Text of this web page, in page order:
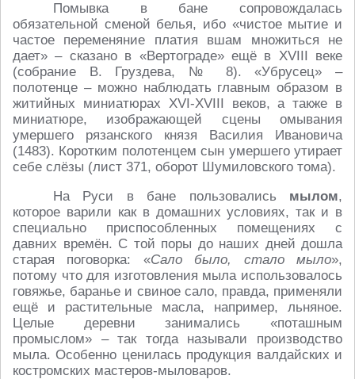
Помывка в бане сопровождалась
обязательной сменой белья, ибо «чистое мытие и
частое переменяние платия вшам множиться не
дает» – сказано в «Вертограде» ещё в XVIII веке
(собрание В. Груздева, № 8). «Убрусец» –
полотенце – можно наблюдать главным образом в
житийных миниатюрах XVI-XVIII веков, а также в
миниатюре, изображающей сцены омывания
умершего рязанского князя Василия Ивановича
(1483). Коротким полотенцем сын умершего утирает
себе слёзы (лист 371, оборот Шумиловского тома).
На Руси в бане пользовались мылом,
которое варили как в домашних условиях, так и в
специально приспособленных помещениях с
давних времён. С той поры до наших дней дошла
старая поговорка: «Сало было, стало мыло»,
потому что для изготовления мыла использовалось
говяжье, баранье и свиное сало, правда, применяли
ещё и растительные масла, например, льняное.
Целые деревни занимались «поташным
промыслом» – так тогда называли производство
мыла. Особенно ценилась продукция валдайских и
костромских мастеров-мыловаров.